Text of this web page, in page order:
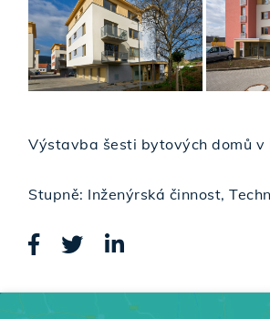
Výstavba šesti bytových domů v
Stupně: Inženýrská činnost,